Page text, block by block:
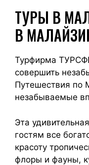
ТУРЫ В
В
Турфирма
совершить
Путешествия по
незабываемые
Эта
гостям все
красоту
флоры и фауны,